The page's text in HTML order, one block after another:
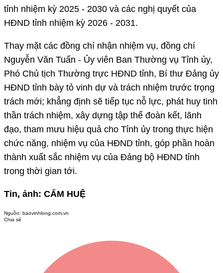
tỉnh nhiệm kỳ 2025 - 2030 và các nghị quyết của
HĐND tỉnh nhiệm kỳ 2026 - 2031.
Thay mặt các đồng chí nhận nhiệm vụ, đồng chí
Nguyễn Văn Tuấn - Ủy viên Ban Thường vụ Tỉnh ủy,
Phó Chủ tịch Thường trực HĐND tỉnh, Bí thư Đảng ủy
HĐND tỉnh bày tỏ vinh dự và trách nhiệm trước trọng
trách mới; khẳng định sẽ tiếp tục nỗ lực, phát huy tinh
thần trách nhiệm, xây dựng tập thể đoàn kết, lãnh
đạo, tham mưu hiệu quả cho Tỉnh ủy trong thực hiện
chức năng, nhiệm vụ của HĐND tỉnh, góp phần hoàn
thành xuất sắc nhiệm vụ của Đảng bộ HĐND tỉnh
trong thời gian tới.
Tin, ảnh: CẨM HUỆ
Nguồn: baovinhlong.com.vn
Chia sẻ